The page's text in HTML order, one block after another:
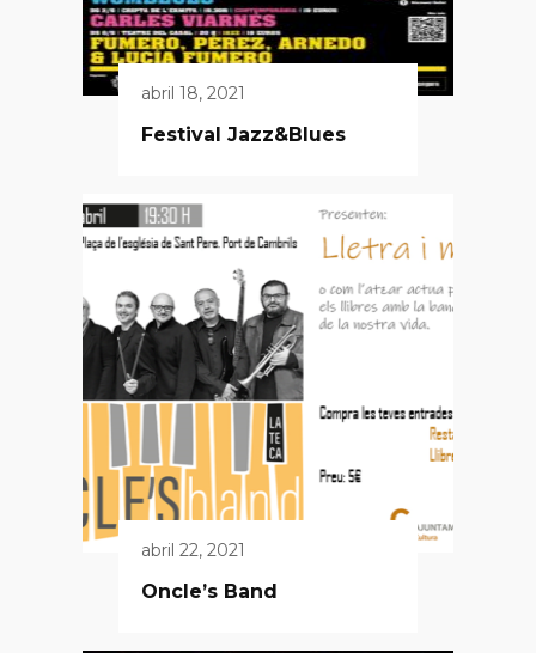
abril 18, 2021
Festival Jazz&Blues
abril 22, 2021
Oncle’s Band